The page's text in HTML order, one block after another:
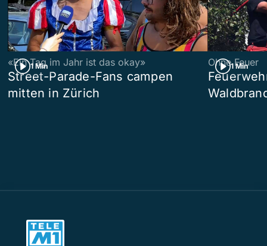
1 Min
«Ein Tag im Jahr ist das okay»
Street-Parade-Fans campen
mitten in Zürich
1 Min
Ohne Feuer